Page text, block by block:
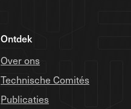
Ontdek
Over ons
Technische Comités
Publicaties